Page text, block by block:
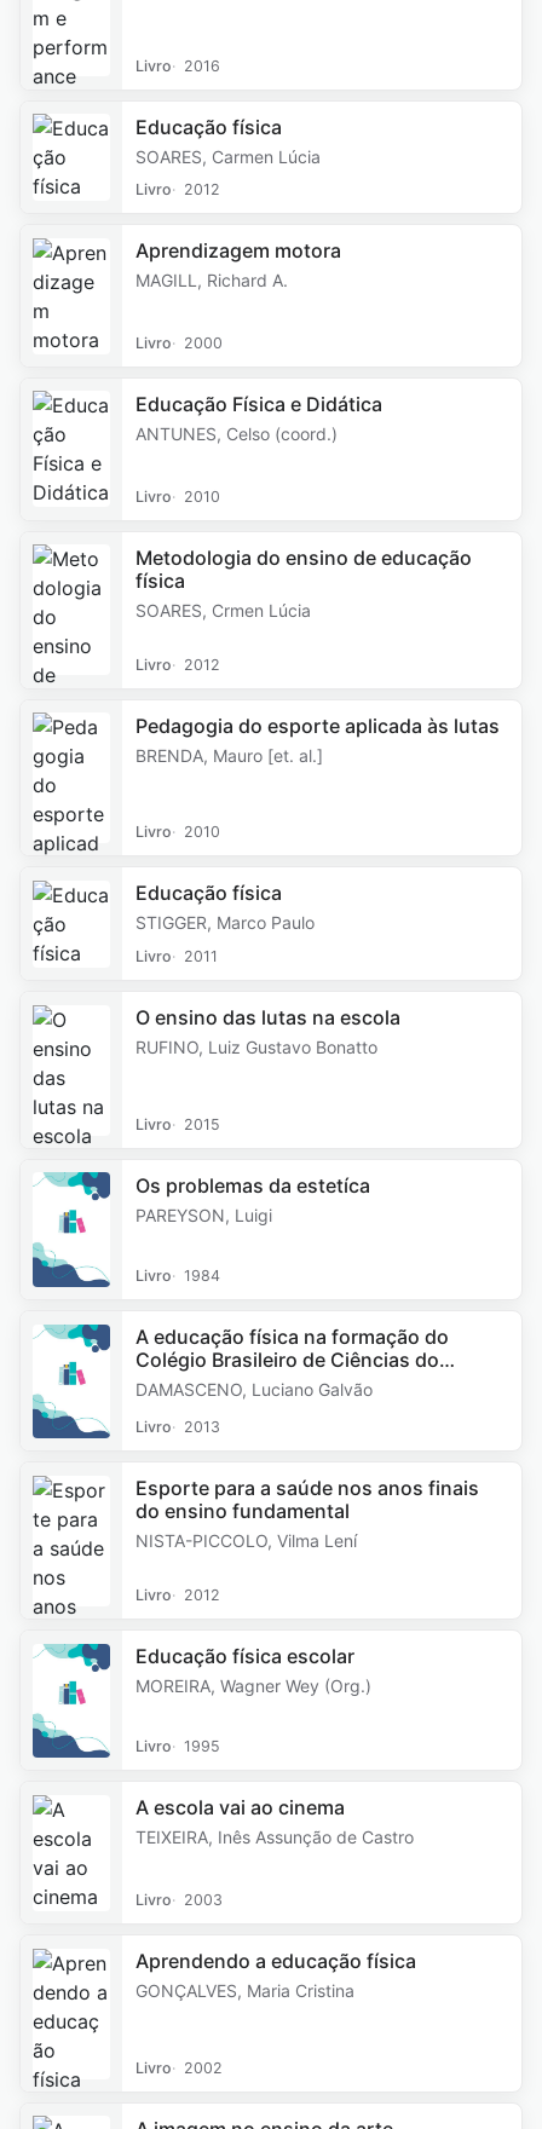
Livro 2016
Educação física
SOARES, Carmen Lúcia
Livro 2012
Aprendizagem motora
MAGILL, Richard A.
Livro 2000
Educação Física e Didática
ANTUNES, Celso (coord.)
Livro 2010
Metodologia do ensino de educação
física
SOARES, Crmen Lúcia
Livro 2012
Pedagogia do esporte aplicada às lutas
BRENDA, Mauro [et. al.]
Livro 2010
Educação física
STIGGER, Marco Paulo
Livro 2011
O ensino das lutas na escola
RUFINO, Luiz Gustavo Bonatto
Livro 2015
Os problemas da estetíca
PAREYSON, Luigi
Livro 1984
A educação física na formação do
Colégio Brasileiro de Ciências do
Esporte
DAMASCENO, Luciano Galvão
Livro 2013
Esporte para a saúde nos anos finais
do ensino fundamental
NISTA-PICCOLO, Vilma Lení
Livro 2012
Educação física escolar
MOREIRA, Wagner Wey (Org.)
Livro 1995
A escola vai ao cinema
TEIXEIRA, Inês Assunção de Castro
Livro 2003
Aprendendo a educação física
GONÇALVES, Maria Cristina
Livro 2002